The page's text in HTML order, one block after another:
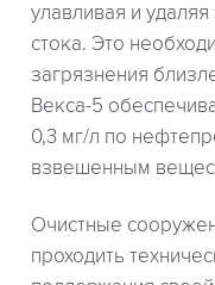
улавливая и
стока. Это
загрязнения
Векса-5
0,3 мг/л по
взвешенным
Очистные
проходить